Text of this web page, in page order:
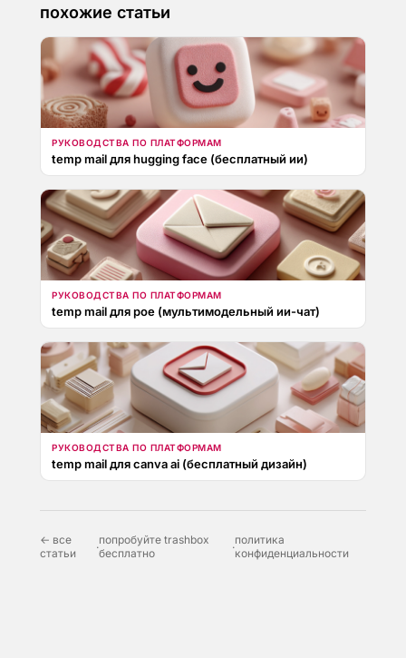
похожие статьи
РУКОВОДСТВА ПО ПЛАТФОРМАМ
temp mail для hugging face (бесплатный ии)
РУКОВОДСТВА ПО ПЛАТФОРМАМ
temp mail для poe (мультимодельный ии-чат)
РУКОВОДСТВА ПО ПЛАТФОРМАМ
temp mail для canva ai (бесплатный дизайн)
← все
статьи
·попробуйте trashbox
бесплатно
·политика
конфиденциальности